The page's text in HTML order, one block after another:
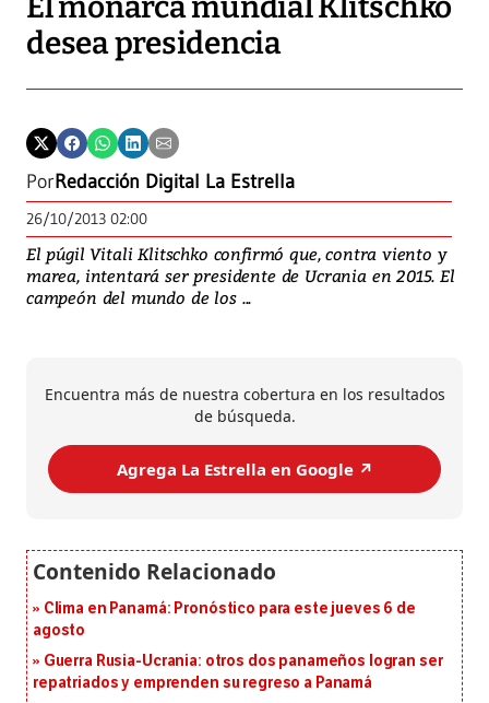
El monarca mundial Klitschko
desea presidencia
PorRedacción Digital La Estrella
26/10/2013 02:00
El púgil Vitali Klitschko confirmó que, contra viento y
marea, intentará ser presidente de Ucrania en 2015. El
campeón del mundo de los ...
Encuentra más de nuestra cobertura en los resultados
de búsqueda.
Agrega La Estrella en Google ↗️
Clima en Panamá: Pronóstico para este jueves 6 de
agosto
Guerra Rusia-Ucrania: otros dos panameños logran ser
repatriados y emprenden su regreso a Panamá